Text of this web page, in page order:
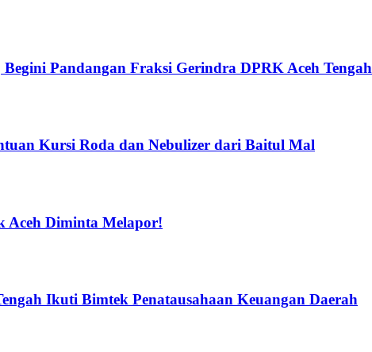
Pandangan Fraksi Gerindra DPRK Aceh Tengah
Kursi Roda dan Nebulizer dari Baitul Mal
Aceh Diminta Melapor!
Ikuti Bimtek Penatausahaan Keuangan Daerah